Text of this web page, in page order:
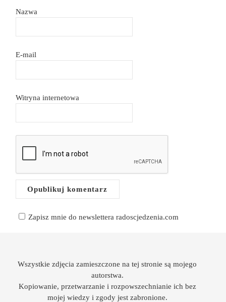
Nazwa
E-mail
Witryna internetowa
Zapisz mnie do newslettera radoscjedzenia.com
Wszystkie zdjęcia zamieszczone na tej stronie są mojego
autorstwa.
Kopiowanie, przetwarzanie i rozpowszechnianie ich bez
mojej wiedzy i zgody jest zabronione.